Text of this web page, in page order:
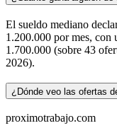
El sueldo mediano
1.200.000 por mes, con
1.700.000 (sobre 43
2026).
¿Dónde veo las ofertas
proximotrabajo.com